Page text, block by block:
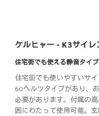
ケルヒャー - K3サイレ
住宅街でも使える静音タイプ
住宅街でも使いやすいサ
60ヘルツタイプがあり、
必要があります。付属の
囲にわたって使用可能。